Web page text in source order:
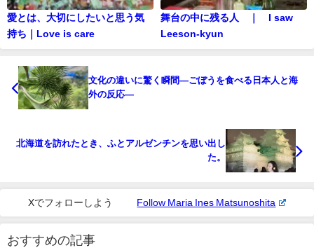
愛とは、大切にしたいと思う気
持ち｜Love is care
舞台の中に残る人 ｜ I saw
Leeson-kyun
文化の違いに驚く瞬間―ごぼうを食べる日本人と海
外の反応―
北海道を訪れたとき、ふとアルゼンチンを思い出し
た。
Xでフォローしよう Follow Maria Ines Matsunoshita
おすすめの記事